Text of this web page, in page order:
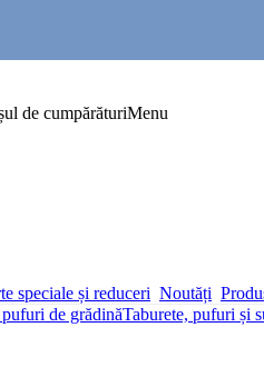
de cumpărăturiMenu
speciale și reduceri Noutăți
de grădinăTaburete, pufuri și